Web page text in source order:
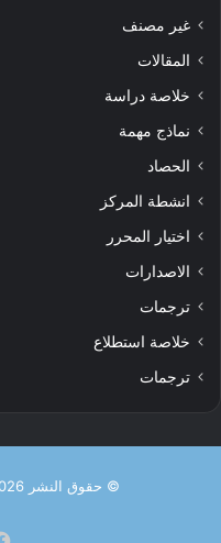
غير مصنف
المقالات
خلاصة دراسة
نماذج مهمة
الحصاد
انشطة المركز
اختيار المحرر
الاصدارات
ترجمات
خلاصة استطلاع
ترجمات
© حقوق النشر 2026، جميع الحقوق محفوظة